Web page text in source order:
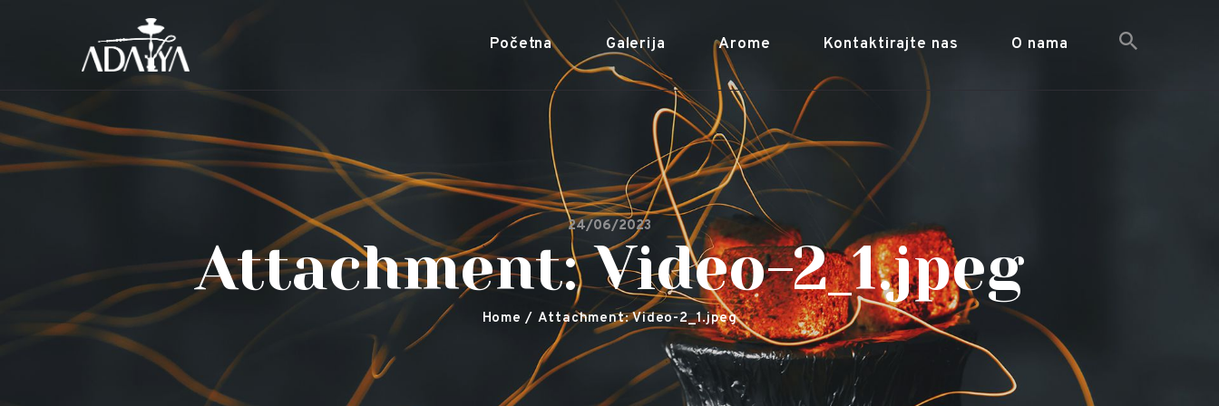
Početna Galerija Arome Kontaktirajte nas O nama
24/06/2023
Attachment: Video-2_1.jpeg
Home Attachment: Video-2_1.jpeg
Adalya Tobacco
Adalya Tobacco
Početna
Kontaktirajte nas
O nama